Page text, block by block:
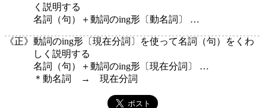
く説明する
名詞（句）＋動詞のing形〔動名詞〕 …
《正》 動詞のing形〔現在分詞〕を使って名詞（句）をくわ
しく説明する
名詞（句）＋動詞のing形〔現在分詞〕 …
＊動名詞 → 現在分詞